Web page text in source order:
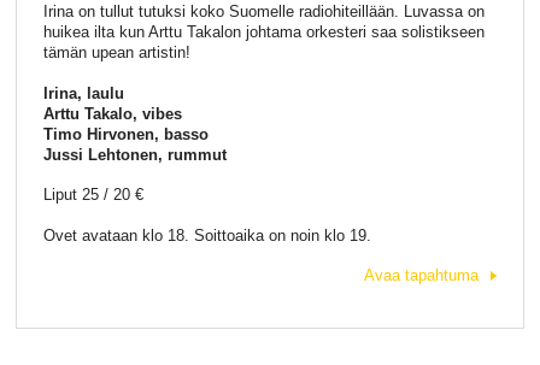
Irina on tullut tutuksi koko Suomelle radiohiteillään. Luvassa on
huikea ilta kun Arttu Takalon johtama orkesteri saa solistikseen
tämän upean artistin!
Irina, laulu
Arttu Takalo, vibes
Timo Hirvonen, basso
Jussi Lehtonen, rummut
Liput 25 / 20 €
Ovet avataan klo 18. Soittoaika on noin klo 19.
Avaa tapahtuma